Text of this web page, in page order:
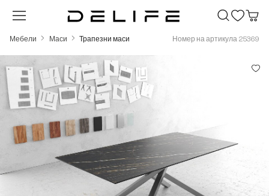
Преминете към основното съдържание
Мебели Маси Трапезни маси Номер на артикула 25369
Пропуснете галерия с изображения